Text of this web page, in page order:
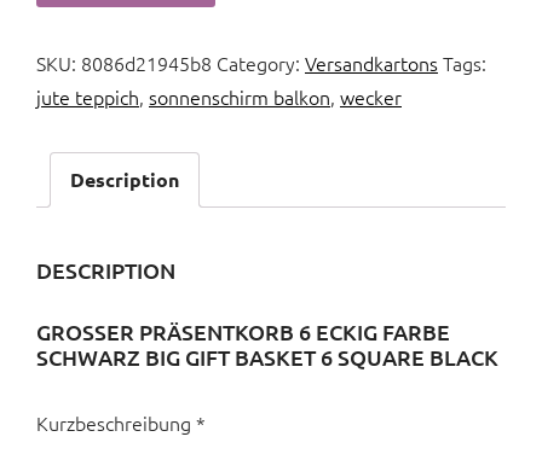
SKU: 8086d21945b8 Category: VersandkartonsTags:
jute teppich, sonnenschirm balkon, wecker
Description
DESCRIPTION
GROSSER PRÄSENTKORB 6 ECKIG FARBE S
CHWARZ BIG GIFT BASKET 6 SQUARE BLACK
Kurzbeschreibung *